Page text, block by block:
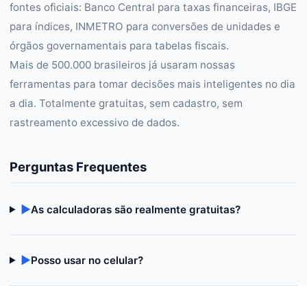
fontes oficiais: Banco Central para taxas financeiras, IBGE
para índices, INMETRO para conversões de unidades e
órgãos governamentais para tabelas fiscais.
Mais de 500.000 brasileiros já usaram nossas
ferramentas para tomar decisões mais inteligentes no dia
a dia. Totalmente gratuitas, sem cadastro, sem
rastreamento excessivo de dados.
Perguntas Frequentes
▶As calculadoras são realmente gratuitas?
▶Posso usar no celular?